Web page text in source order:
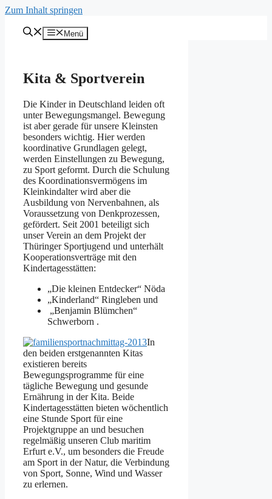
Zum Inhalt springen
Menü
Kita & Sportverein
Die Kinder in Deutschland leiden oft
unter Bewegungsmangel. Bewegung
ist aber gerade für unsere Kleinsten
besonders wichtig. Hier werden
koordinative Grundlagen gelegt,
werden Einstellungen zu Bewegung,
zu Sport geformt. Durch die Schulung
des Koordinationsvermögens im
Kleinkindalter wird aber die
Ausbildung von Nervenbahnen, als
Voraussetzung von Denkprozessen,
gefördert. Seit 2001 beteiligt sich
unser Verein an dem Projekt der
Thüringer Sportjugend und unterhält
Kooperationsverträge mit den
Kindertagesstätten:
„Die kleinen Entdecker“ Nöda
„Kinderland“ Ringleben und
„Benjamin Blümchen“
Schwerborn .
In
den beiden erstgenannten Kitas
existieren bereits
Bewegungsprogramme für eine
tägliche Bewegung und gesunde
Ernährung in der Kita. Beide
Kindertagesstätten bieten wöchentlich
eine Stunde Sport für eine
Projektgruppe an und besuchen
regelmäßig unseren Club maritim
Erfurt e.V., um besonders die Freude
am Sport in der Natur, die Verbindung
von Sport, Sonne, Wind und Wasser
zu erlernen.